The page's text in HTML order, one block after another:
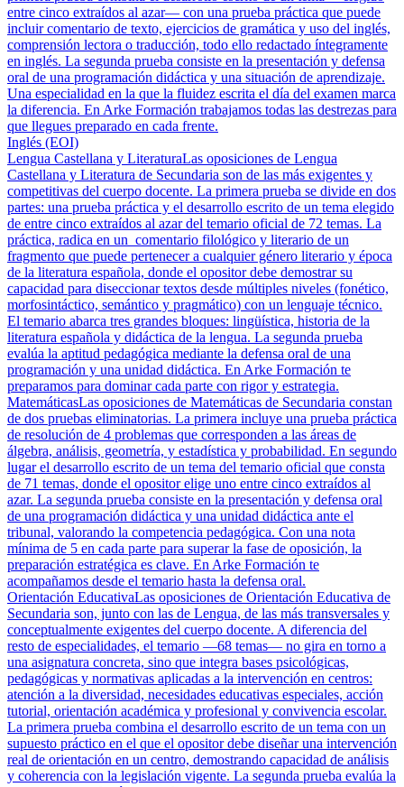
entre cinco extraídos al azar— con una prueba práctica que puede
incluir comentario de texto, ejercicios de gramática y uso del inglés,
comprensión lectora o traducción, todo ello redactado íntegramente
en inglés. La segunda prueba consiste en la presentación y defensa
oral de una programación didáctica y una situación de aprendizaje.
Una especialidad en la que la fluidez escrita el día del examen marca
la diferencia. En Arke Formación trabajamos todas las destrezas para
que llegues preparado en cada frente.
Inglés (EOI)
Lengua Castellana y LiteraturaLas oposiciones de Lengua
Castellana y Literatura de Secundaria son de las más exigentes y
competitivas del cuerpo docente. La primera prueba se divide en dos
partes: una prueba práctica y el desarrollo escrito de un tema elegido
de entre cinco extraídos al azar del temario oficial de 72 temas. La
práctica, radica en un comentario filológico y literario de un
fragmento que puede pertenecer a cualquier género literario y época
de la literatura española, donde el opositor debe demostrar su
capacidad para diseccionar textos desde múltiples niveles (fonético,
morfosintáctico, semántico y pragmático) con un lenguaje técnico.
El temario abarca tres grandes bloques: lingüística, historia de la
literatura española y didáctica de la lengua. La segunda prueba
evalúa la aptitud pedagógica mediante la defensa oral de una
programación y una unidad didáctica. En Arke Formación te
preparamos para dominar cada parte con rigor y estrategia.
MatemáticasLas oposiciones de Matemáticas de Secundaria constan
de dos pruebas eliminatorias. La primera incluye una prueba práctica
de resolución de 4 problemas que corresponden a las áreas de
álgebra, análisis, geometría, y estadística y probabilidad. En segundo
lugar el desarrollo escrito de un tema del temario oficial que consta
de 71 temas, donde el opositor elige uno entre cinco extraídos al
azar. La segunda prueba consiste en la presentación y defensa oral
de una programación didáctica y una unidad didáctica ante el
tribunal, valorando la competencia pedagógica. Con una nota
mínima de 5 en cada parte para superar la fase de oposición, la
preparación estratégica es clave. En Arke Formación te
acompañamos desde el temario hasta la defensa oral.
Orientación EducativaLas oposiciones de Orientación Educativa de
Secundaria son, junto con las de Lengua, de las más transversales y
conceptualmente exigentes del cuerpo docente. A diferencia del
resto de especialidades, el temario —68 temas— no gira en torno a
una asignatura concreta, sino que integra bases psicológicas,
pedagógicas y normativas aplicadas a la intervención en centros:
atención a la diversidad, necesidades educativas especiales, acción
tutorial, orientación académica y profesional y convivencia escolar.
La primera prueba combina el desarrollo escrito de un tema con un
supuesto práctico en el que el opositor debe diseñar una intervención
real de orientación en un centro, demostrando capacidad de análisis
y coherencia con la legislación vigente. La segunda prueba evalúa la